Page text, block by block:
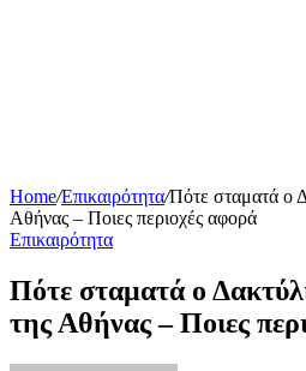
Home/Επικαιρότητα/Πότε σταματά ο
Αθήνας – Ποιες περιοχές αφορά
Επικαιρότητα
Πότε σταματά ο
της Αθήνας – Ποιες